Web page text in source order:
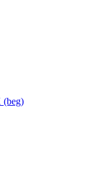
(beg)